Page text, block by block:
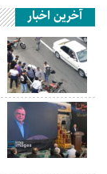
آخرین اخبار